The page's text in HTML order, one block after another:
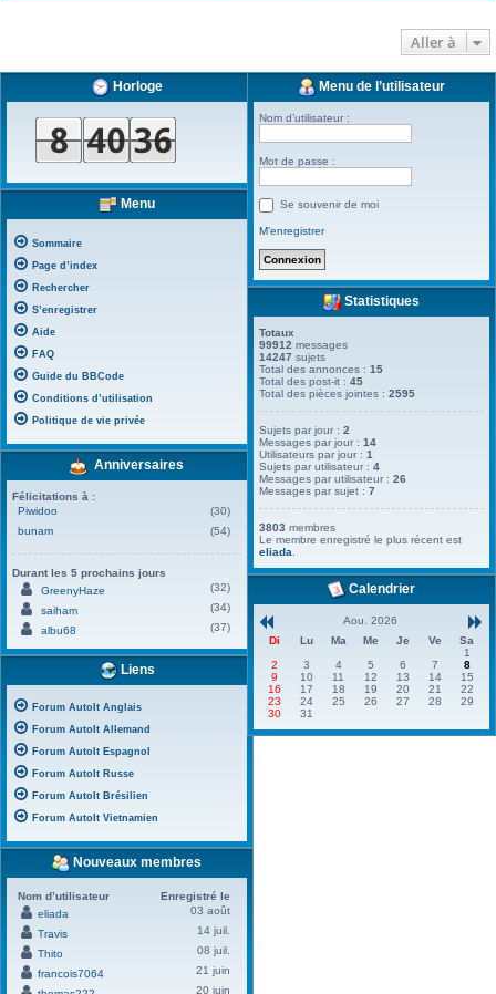
Aller à
Horloge
Menu
Sommaire
Page d’index
Rechercher
S’enregistrer
Aide
FAQ
Guide du BBCode
Conditions d’utilisation
Politique de vie privée
Anniversaires
Félicitations à :
Piwidoo
(30)
bunam
(54)
Durant les 5 prochains jours
GreenyHaze
(32)
saiham
(34)
albu68
(37)
Liens
Forum AutoIt Anglais
Forum AutoIt Allemand
Forum AutoIt Espagnol
Forum AutoIt Russe
Forum AutoIt Brésilien
Forum AutoIt Vietnamien
Nouveaux membres
Nom d’utilisateur
Enregistré le
eliada
03 août
Travis
14 juil.
Thito
08 juil.
francois7064
21 juin
20 juin
Menu de l’utilisateur
Nom d’utilisateur :
Mot de passe :
Se souvenir de moi
M’enregistrer
Statistiques
Totaux
99912 messages
14247 sujets
Total des annonces :15
Total des post-it :45
Total des pièces jointes :2595
Sujets par jour :2
Messages par jour :14
Utilisateurs par jour :1
Sujets par utilisateur :4
Messages par utilisateur :26
Messages par sujet :7
3803 membres
Le membre enregistré le plus récent est
eliada
Calendrier
Aou. 2026
Di
Lu Ma Me Je Ve
Sa
1
2
3 4 5 6 7
8
9
10 11 12 13 14
15
16
17 18 19 20 21
22
23
24 25 26 27 28
29
30
31